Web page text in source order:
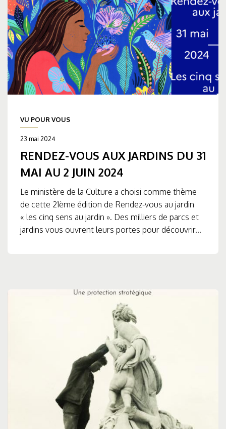
VU POUR VOUS
23 mai 2024
RENDEZ-VOUS AUX JARDINS DU 31
MAI AU 2 JUIN 2024
Le ministère de la Culture a choisi comme thème
de cette 21ème édition de Rendez-vous au jardin
« les cinq sens au jardin ». Des milliers de parcs et
jardins vous ouvrent leurs portes pour découvrir...